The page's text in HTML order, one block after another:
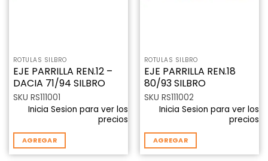
ROTULAS SILBRO
EJE PARRILLA REN.12 –
DACIA 71/94 SILBRO
SKU RS111001
Inicia Sesion para ver los
precios
AGREGAR
ROTULAS SILBRO
EJE PARRILLA REN.18
80/93 SILBRO
SKU RS111002
Inicia Sesion para ver los
precios
AGREGAR